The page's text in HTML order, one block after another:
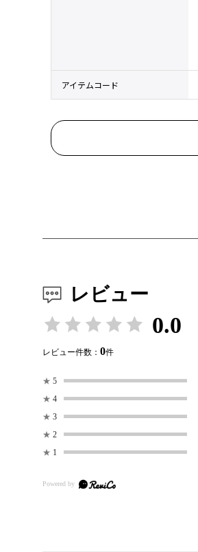
アイテムコード
レビュー
0.0
レビュー件数： 0件
★ 5
★ 4
★ 3
★ 2
★ 1